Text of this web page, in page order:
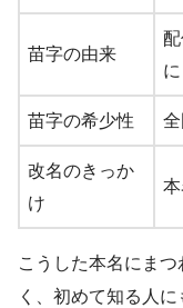
苗字の由来
に
苗字の希少性
改名のきっか
け
こうした本名にま
く、初めて知る人